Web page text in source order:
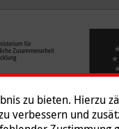
zu bieten. Hierzu
und